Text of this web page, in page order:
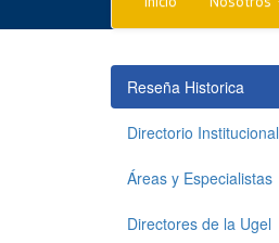
Reseña Historica
Directorio Institucional
Áreas y Especialistas
Directores de la Ugel